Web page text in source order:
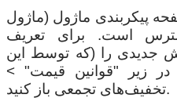
پیکربندی ماژول (ماژول
است. برای تعریف
جدیدی را (که توسط این
زیر "قوانین قیمت" >
تخفیف‌های تجمعی باز کنید.